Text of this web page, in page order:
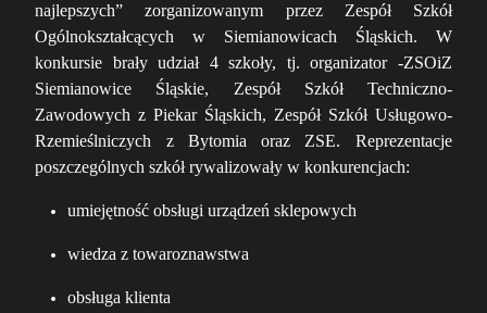
najlepszych” zorganizowanym przez Zespół Szkół
Ogólnokształcących w Siemianowicach Śląskich. W
konkursie brały udział 4 szkoły, tj. organizator -ZSOiZ
Siemianowice Śląskie, Zespół Szkół Techniczno-
Zawodowych z Piekar Śląskich, Zespół Szkół Usługowo-
Rzemieślniczych z Bytomia oraz ZSE. Reprezentacje
poszczególnych szkół rywalizowały w konkurencjach:
umiejętność obsługi urządzeń sklepowych
wiedza z towaroznawstwa
obsługa klienta